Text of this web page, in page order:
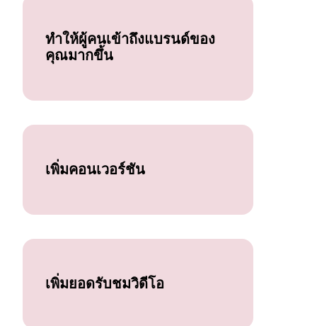
ทำให้ผู้คนเข้าถึงแบรนด์ของ
คุณมากขึ้น
เพิ่มคอนเวอร์ชัน
เพิ่มยอดรับชมวิดีโอ